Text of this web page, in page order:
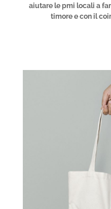
aiutare le pmi locali a
timore e con il